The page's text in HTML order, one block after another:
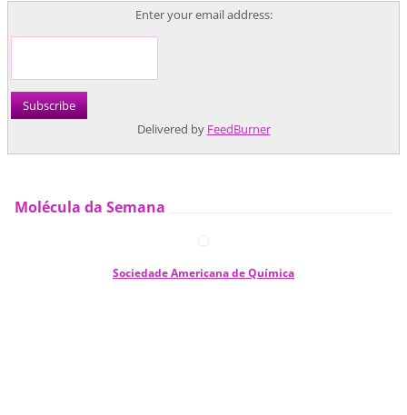
Enter your email address:
Delivered by FeedBurner
Molécula da Semana
Sociedade Americana de Química